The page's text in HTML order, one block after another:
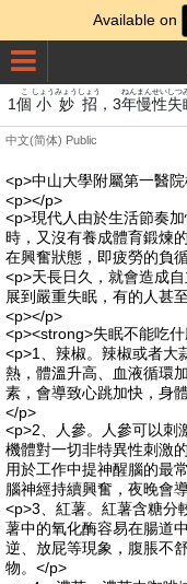
Available on
1個
こ
小
しょう
妙
みょう
招
しょう
，3年
ねん
慢性
まんせい
失
しつ
中文(简体) Public
<p>中山大學附屬第一醫
<p></p>
<p>現代人由於生活節奏
時，又沒有養成體育鍛煉
在興奮狀態，即疲勞的負
<p>天長日久，就會造成
展到嚴重失眠，有的人甚
<p></p>
<p><strong>失眠不能吃
<p>1、辣椒。辣椒或者大
熱，體溫升高、血液循環
素，會導致心跳加快，身
</p>
<p>2、人參。人參可以刺
機體對一切非特異性刺激
用於工作中提神醒腦的最
腦神經持續興奮，夜晚會
<p>3、紅薯。紅薯含糖分
薯中的氧化酶容易在腸道
逆、放屁等現象，腹脹不
物。</p>